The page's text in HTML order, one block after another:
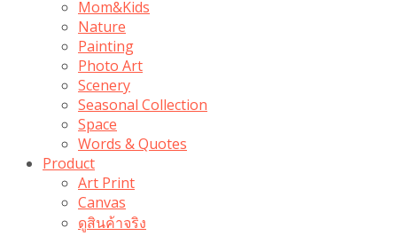
Mom&Kids
Nature
Painting
Photo Art
Scenery
Seasonal Collection
Space
Words & Quotes
Product
Art Print
Canvas
ดูสินค้าจริง